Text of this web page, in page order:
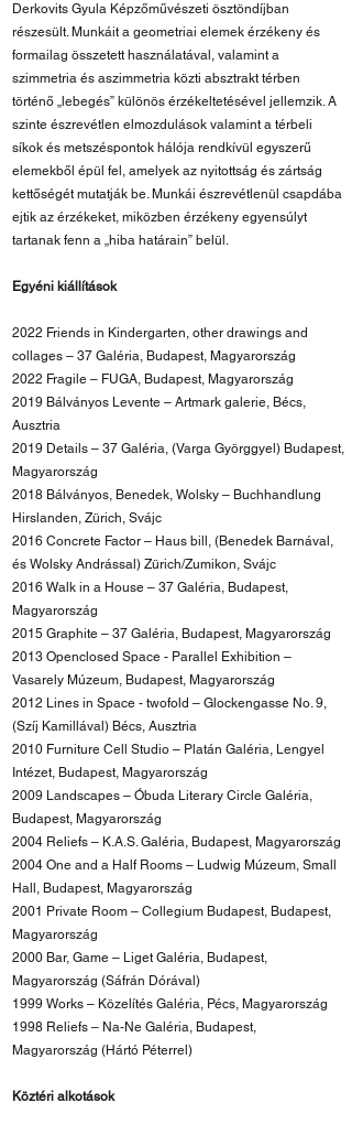
Derkovits Gyula Képzőművészeti ösztöndíjban
részesült. Munkáit a geometriai elemek érzékeny és
formailag összetett használatával, valamint a
szimmetria és aszimmetria közti absztrakt térben
történő „lebegés” különös érzékeltetésével jellemzik. A
szinte észrevétlen elmozdulások valamint a térbeli
síkok és metszéspontok hálója rendkívül egyszerű
elemekből épül fel, amelyek az nyitottság és zártság
kettőségét mutatják be. Munkái észrevétlenül csapdába
ejtik az érzékeket, miközben érzékeny egyensúlyt
tartanak fenn a „hiba határain” belül.
Egyéni kiállítások
2022 Friends in Kindergarten, other drawings and
collages – 37 Galéria, Budapest, Magyarország
2022 Fragile – FUGA, Budapest, Magyarország
2019 Bálványos Levente – Artmark galerie, Bécs,
Ausztria
2019 Details – 37 Galéria, (Varga Györggyel) Budapest,
Magyarország
2018 Bálványos, Benedek, Wolsky – Buchhandlung
Hirslanden, Zürich, Svájc
2016 Concrete Factor – Haus bill, (Benedek Barnával,
és Wolsky Andrással) Zürich/Zumikon, Svájc
2016 Walk in a House – 37 Galéria, Budapest,
Magyarország
2015 Graphite – 37 Galéria, Budapest, Magyarország
2013 Openclosed Space - Parallel Exhibition –
Vasarely Múzeum, Budapest, Magyarország
2012 Lines in Space - twofold – Glockengasse No. 9,
(Szíj Kamillával) Bécs, Ausztria
2010 Furniture Cell Studio – Platán Galéria, Lengyel
Intézet, Budapest, Magyarország
2009 Landscapes – Óbuda Literary Circle Galéria,
Budapest, Magyarország
2004 Reliefs – K.A.S. Galéria, Budapest, Magyarország
2004 One and a Half Rooms – Ludwig Múzeum, Small
Hall, Budapest, Magyarország
2001 Private Room – Collegium Budapest, Budapest,
Magyarország
2000 Bar, Game – Liget Galéria, Budapest,
Magyarország (Sáfrán Dórával)
1999 Works – Közelítés Galéria, Pécs, Magyarország
1998 Reliefs – Na-Ne Galéria, Budapest,
Magyarország (Hártó Péterrel)
Köztéri alkotások